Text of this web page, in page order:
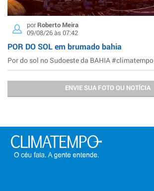
porRoberto Meira
09/08/26 às 07:42
POR DO SOL em brumado bahia
Por do sol no Sudoeste da BAHIA #climatempo
ENVIE SUA FOTO OU NOTÍCIA